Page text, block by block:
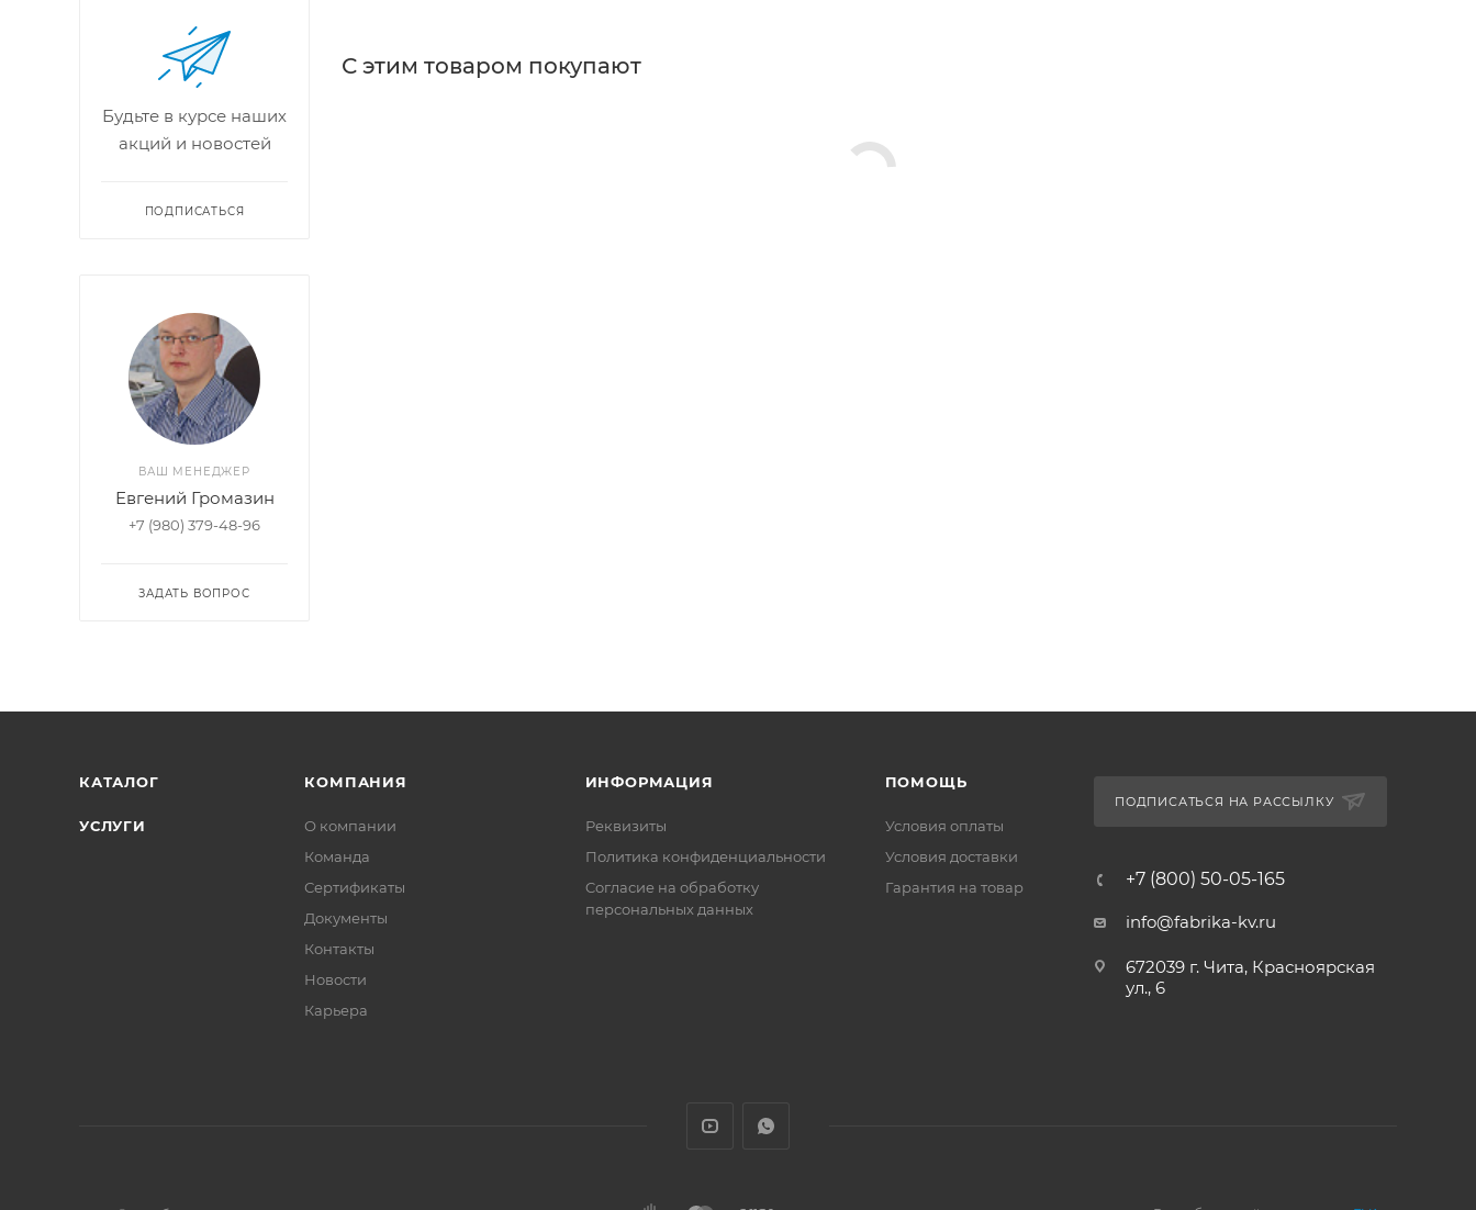
С этим товаром покупают
Будьте в курсе наших
акций и новостей
ПОДПИСАТЬСЯ
ВАШ МЕНЕДЖЕР
Евгений Громазин
+7 (980) 379-48-96
ЗАДАТЬ ВОПРОС
КАТАЛОГ
УСЛУГИ
КОМПАНИЯ
О компании
Команда
Сертификаты
Документы
Контакты
Новости
Карьера
ИНФОРМАЦИЯ
Реквизиты
Политика конфиденциальности
Cогласие на обработку
персональных данных
ПОМОЩЬ
Условия оплаты
Условия доставки
Гарантия на товар
ПОДПИСАТЬСЯ НА РАССЫЛКУ
+7 (800) 50-05-165
info@fabrika-kv.ru
672039 г. Чита, Красноярская
ул., 6